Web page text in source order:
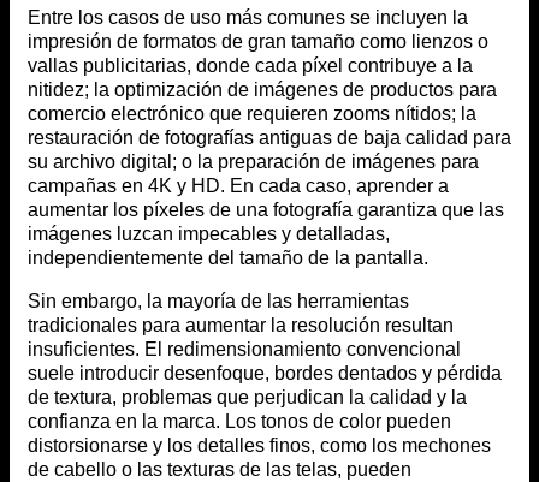
Entre los casos de uso más comunes se incluyen la
impresión de formatos de gran tamaño como lienzos o
vallas publicitarias, donde cada píxel contribuye a la
nitidez; la optimización de imágenes de productos para
comercio electrónico que requieren zooms nítidos; la
restauración de fotografías antiguas de baja calidad para
su archivo digital; o la preparación de imágenes para
campañas en 4K y HD. En cada caso, aprender a
aumentar los píxeles de una fotografía garantiza que las
imágenes luzcan impecables y detalladas,
independientemente del tamaño de la pantalla.
Sin embargo, la mayoría de las herramientas
tradicionales para aumentar la resolución resultan
insuficientes. El redimensionamiento convencional
suele introducir desenfoque, bordes dentados y pérdida
de textura, problemas que perjudican la calidad y la
confianza en la marca. Los tonos de color pueden
distorsionarse y los detalles finos, como los mechones
de cabello o las texturas de las telas, pueden